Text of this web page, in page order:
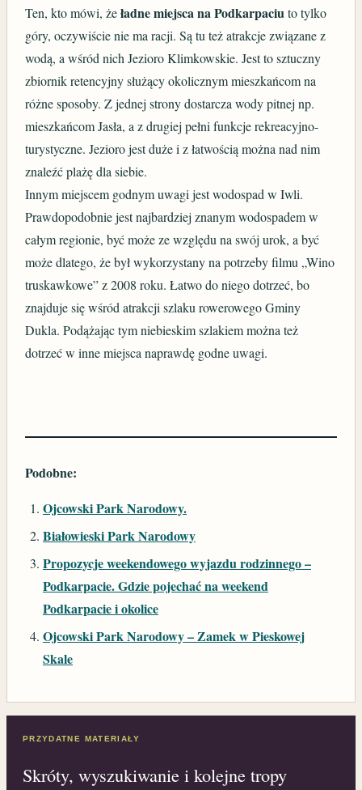
Ten, kto mówi, żeładne miejsca na Podkarpaciuto tylko
góry, oczywiście nie ma racji. Są tu też atrakcje związane z
wodą, a wśród nich Jezioro Klimkowskie. Jest to sztuczny
zbiornik retencyjny służący okolicznym mieszkańcom na
różne sposoby. Z jednej strony dostarcza wody pitnej np.
mieszkańcom Jasła, a z drugiej pełni funkcje rekreacyjno-
turystyczne. Jezioro jest duże i z łatwością można nad nim
znaleźć plażę dla siebie.
Innym miejscem godnym uwagi jest wodospad w Iwli.
Prawdopodobnie jest najbardziej znanym wodospadem w
całym regionie, być może ze względu na swój urok, a być
może dlatego, że był wykorzystany na potrzeby filmu „Wino
truskawkowe” z 2008 roku. Łatwo do niego dotrzeć, bo
znajduje się wśród atrakcji szlaku rowerowego Gminy
Dukla. Podążając tym niebieskim szlakiem można też
dotrzeć w inne miejsca naprawdę godne uwagi.
Podobne:
Ojcowski Park Narodowy.
Białowieski Park Narodowy
Propozycje weekendowego wyjazdu rodzinnego –
Podkarpacie. Gdzie pojechać na weekend
Podkarpacie i okolice
Ojcowski Park Narodowy – Zamek w Pieskowej
Skale
PRZYDATNE MATERIAŁY
Skróty, wyszukiwanie i kolejne tropy